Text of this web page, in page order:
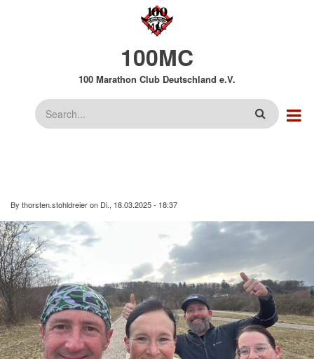
100MC
100 Marathon Club Deutschland e.V.
Suche
By thorsten.stohldreieron Di., 18.03.2025 - 18:37